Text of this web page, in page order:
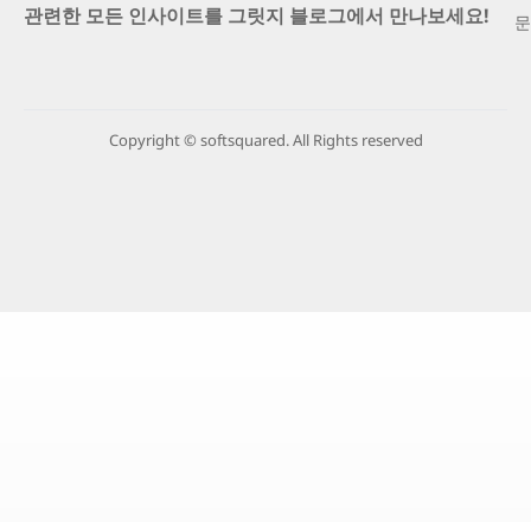
관련한 모든 인사이트를 그릿지 블로그에서 만나보세요!
Copyright © softsquared. All Rights reserved